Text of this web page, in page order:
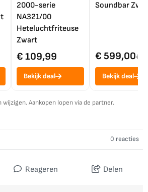
2000-serie
NA321/00
Heteluchtfriteuse
Zwart
€ 109,99
Bekijk deal
Soundbar
€ 599,00€
Bekijk deal
wijzigen. Aankopen lopen via de partner.
0 reacties
Reageren Delen